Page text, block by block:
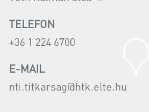
TELEFON
+36 1 224 6700
E-MAIL
nti.titkarsag@htk.elte.hu